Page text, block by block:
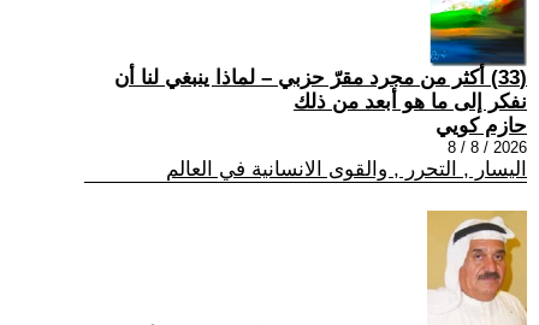
(33) أكثر من مجرد مقرّ حزبي – لماذا ينبغي لنا أن
نفكر إلى ما هو أبعد من ذلك
حازم كويي
2026 / 8 / 8
اليسار , التحرر , والقوى الانسانية في العالم